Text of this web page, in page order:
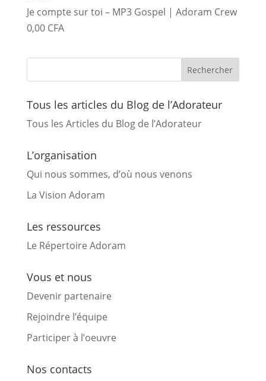
Je compte sur toi – MP3 Gospel | Adoram Crew
0,00 CFA
Tous les articles du Blog de l’Adorateur
Tous les Articles du Blog de l’Adorateur
L’organisation
Qui nous sommes, d’où nous venons
La Vision Adoram
Les ressources
Le Répertoire Adoram
Vous et nous
Devenir partenaire
Rejoindre l’équipe
Participer à l’oeuvre
Nos contacts